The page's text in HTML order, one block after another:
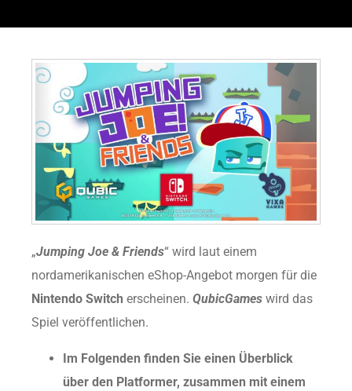
„Jumping Joe & Friends“ wird laut einem
nordamerikanischen eShop-Angebot morgen für die
Nintendo Switch erscheinen. QubicGames wird das
Spiel veröffentlichen.
Im Folgenden finden Sie einen Überblick
über den Platformer, zusammen mit einem